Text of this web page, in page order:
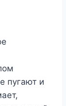
пугают и